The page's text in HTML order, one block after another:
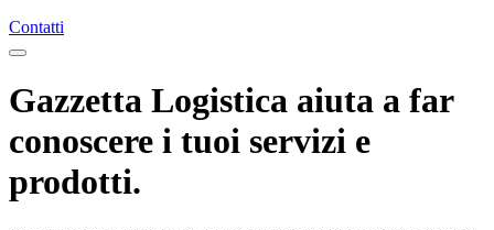
Contatti
Gazzetta Logistica aiuta a far
conoscere i tuoi servizi e
prodotti.